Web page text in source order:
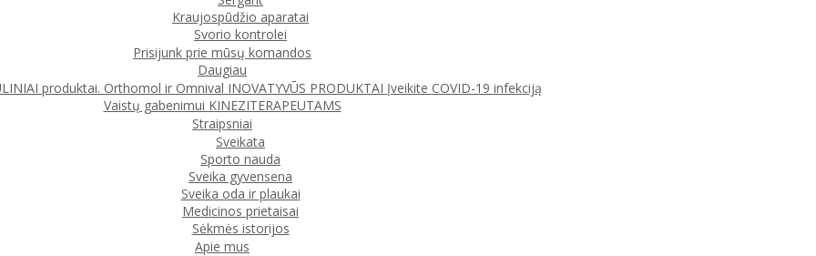
Kraujospūdžio aparatai
Svorio kontrolei
Prisijunk prie mūsų komandos
Daugiau
produktai. Orthomol ir Omnival INOVATYVŪS PRODUKTAI Įveikite COVID-19 infekciją
Vaistų gabenimui KINEZITERAPEUTAMS
Straipsniai
Sveikata
Sporto nauda
Sveika gyvensena
Sveika oda ir plaukai
Medicinos prietaisai
Sėkmės istorijos
Apie mus